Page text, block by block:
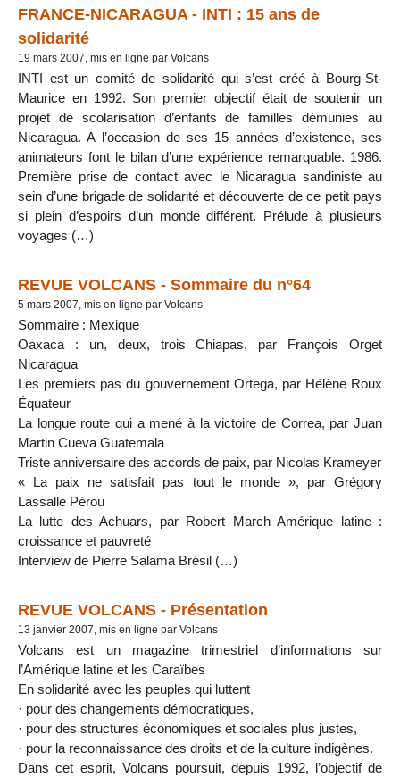
FRANCE-NICARAGUA - INTI : 15 ans de
solidarité
19 mars 2007, mis en ligne par Volcans
INTI est un comité de solidarité qui s’est créé à Bourg-St-
Maurice en 1992. Son premier objectif était de soutenir un
projet de scolarisation d’enfants de familles démunies au
Nicaragua. A l’occasion de ses 15 années d’existence, ses
animateurs font le bilan d’une expérience remarquable. 1986.
Première prise de contact avec le Nicaragua sandiniste au
sein d’une brigade de solidarité et découverte de ce petit pays
si plein d’espoirs d’un monde différent. Prélude à plusieurs
voyages (…)
REVUE VOLCANS - Sommaire du n°64
5 mars 2007, mis en ligne par Volcans
Sommaire : Mexique
Oaxaca : un, deux, trois Chiapas, par François Orget
Nicaragua
Les premiers pas du gouvernement Ortega, par Hélène Roux
Équateur
La longue route qui a mené à la victoire de Correa, par Juan
Martin Cueva Guatemala
Triste anniversaire des accords de paix, par Nicolas Krameyer
« La paix ne satisfait pas tout le monde », par Grégory
Lassalle Pérou
La lutte des Achuars, par Robert March Amérique latine :
croissance et pauvreté
Interview de Pierre Salama Brésil (…)
REVUE VOLCANS - Présentation
13 janvier 2007, mis en ligne par Volcans
Volcans est un magazine trimestriel d’informations sur
l’Amérique latine et les Caraïbes
En solidarité avec les peuples qui luttent
· pour des changements démocratiques,
· pour des structures économiques et sociales plus justes,
· pour la reconnaissance des droits et de la culture indigènes.
Dans cet esprit, Volcans poursuit, depuis 1992, l’objectif de